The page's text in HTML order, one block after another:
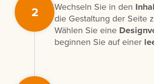
2 Wechseln Sie in den
die Gestaltung der Seite
Wählen Sie eine
beginnen Sie auf einer